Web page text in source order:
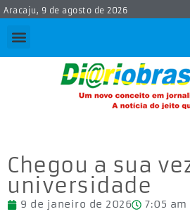
Aracaju, 9 de agosto de 2026
Chegou a sua
universidade
9 de janeiro de 2026 7:05 am